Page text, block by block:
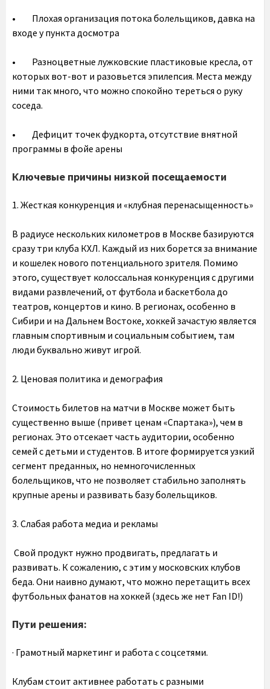
• Плохая организация потока болельщиков, давка на
входе у пункта досмотра
• Разноцветные лужковские пластиковые кресла, от
которых вот-вот и разовьется эпилепсия. Места между
ними так много, что можно спокойно тереться о руку
соседа.
• Дефицит точек фудкорта, отсутствие внятной
программы в фойе арены
Ключевые причины низкой посещаемости
1. Жесткая конкуренция и «клубная перенасыщенность»
В радиусе нескольких километров в Москве базируются
сразу три клуба КХЛ. Каждый из них борется за внимание
и кошелек нового потенциального зрителя. Помимо
этого, существует колоссальная конкуренция с другими
видами развлечений, от футбола и баскетбола до
театров, концертов и кино. В регионах, особенно в
Сибири и на Дальнем Востоке, хоккей зачастую является
главным спортивным и социальным событием, там
люди буквально живут игрой.
2. Ценовая политика и демография
Стоимость билетов на матчи в Москве может быть
существенно выше (привет ценам «Спартака»), чем в
регионах. Это отсекает часть аудитории, особенно
семей с детьми и студентов. В итоге формируется узкий
сегмент преданных, но немногочисленных
болельщиков, что не позволяет стабильно заполнять
крупные арены и развивать базу болельщиков.
3. Слабая работа медиа и рекламы
Свой продукт нужно продвигать, предлагать и
развивать. К сожалению, с этим у московских клубов
беда. Они наивно думают, что можно перетащить всех
футбольных фанатов на хоккей (здесь же нет Fan ID!)
Пути решения:
· Грамотный маркетинг и работа с соцсетями.
Клубам стоит активнее работать с разными